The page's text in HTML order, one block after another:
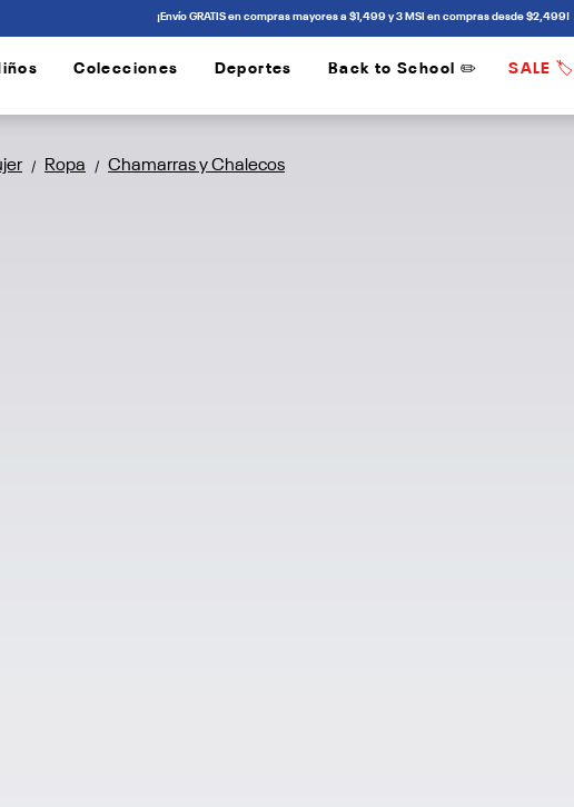
¡Envío GRATIS en compras mayores a $1,499 y 3 MSI en compras desde $2,499!
Colecciones Deportes Back to School ✏️ SALE 🏷️
/ Ropa / Chamarras y Chalecos